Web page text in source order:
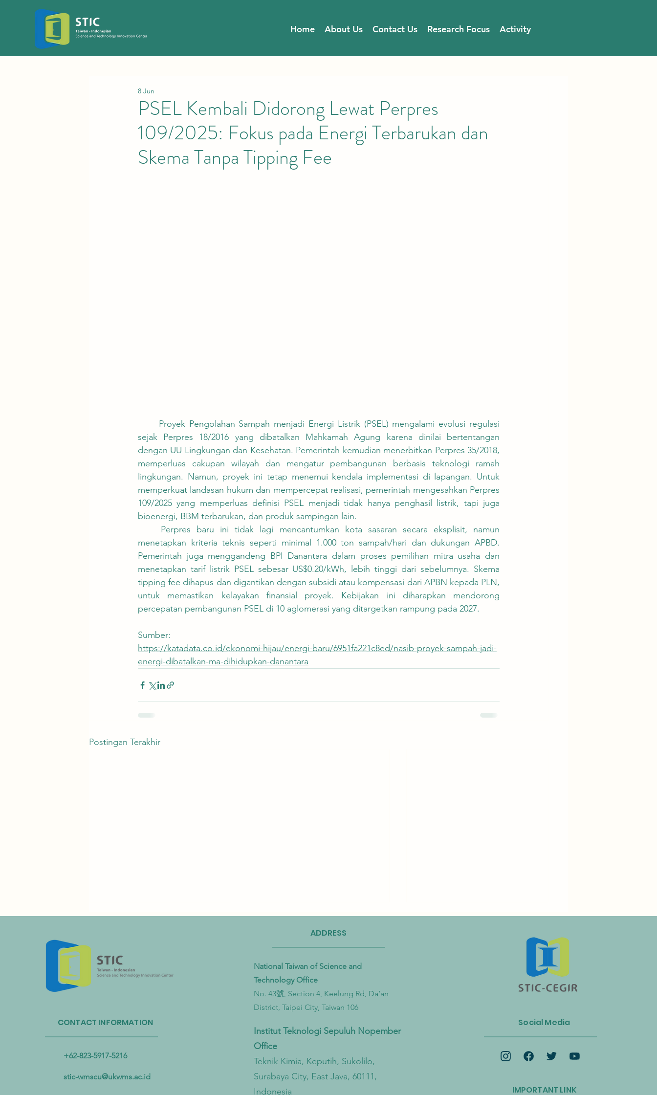
Home About Us Contact Us Research Focus Activity
PSEL Kembali Didorong Lewat Perpres
109/2025: Fokus pada Energi Terbarukan dan
Skema Tanpa Tipping Fee
8 Jun
sejak Perpres 18/2016 yang dibatalkan Mahkamah Agung karena dinilai bertentangan
dengan UU Lingkungan dan Kesehatan. Pemerintah kemudian menerbitkan Perpres 35/2018,
memperluas cakupan wilayah dan mengatur pembangunan berbasis teknologi ramah
lingkungan. Namun, proyek ini tetap menemui kendala implementasi di lapangan. Untuk
memperkuat landasan hukum dan mempercepat realisasi, pemerintah mengesahkan Perpres
109/2025 yang memperluas definisi PSEL menjadi tidak hanya penghasil listrik, tapi juga
bioenergi, BBM terbarukan, dan produk sampingan lain.
menetapkan kriteria teknis seperti minimal 1.000 ton sampah/hari dan dukungan APBD.
Pemerintah juga menggandeng BPI Danantara dalam proses pemilihan mitra usaha dan
menetapkan tarif listrik PSEL sebesar US$0.20/kWh, lebih tinggi dari sebelumnya. Skema
tipping fee dihapus dan digantikan dengan subsidi atau kompensasi dari APBN kepada PLN,
untuk memastikan kelayakan finansial proyek. Kebijakan ini diharapkan mendorong
percepatan pembangunan PSEL di 10 aglomerasi yang ditargetkan rampung pada 2027.
Sumber:
https://katadata.co.id/ekonomi-hijau/energi-baru/6951fa221c8ed/nasib-proyek-sampah-jadi-
energi-dibatalkan-ma-dihidupkan-danantara
Postingan Terakhir
Internasional Taoyuan Bermitra
untuk Mendorong Sirkulasi
Sumber Daya Plastik
Taiwan Perkuat Kemitraan Lintas
Kementerian untuk Mengatasi
Pencemaran Mikroplastik dari
Darat hingga Laut
untuk Mempercepat Ekonomi
Sirkular dan Transisi Net-Zero
CONTACT INFORMATION
+62-823-5917-5216
stic-wmscu@ukwms.ac.id
ADDRESS
National Taiwan of Science and
Technology Office
No. 43號, Section 4, Keelung Rd, Da’an
District, Taipei City, Taiwan 106
Institut Teknologi Sepuluh Nopember
Office
Teknik Kimia, Keputih, Sukolilo,
Surabaya City, East Java, 60111,
Indonesia
Social Media
IMPORTANT LINK